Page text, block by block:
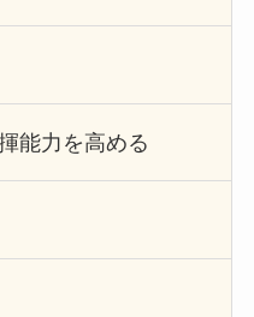
能力を高める